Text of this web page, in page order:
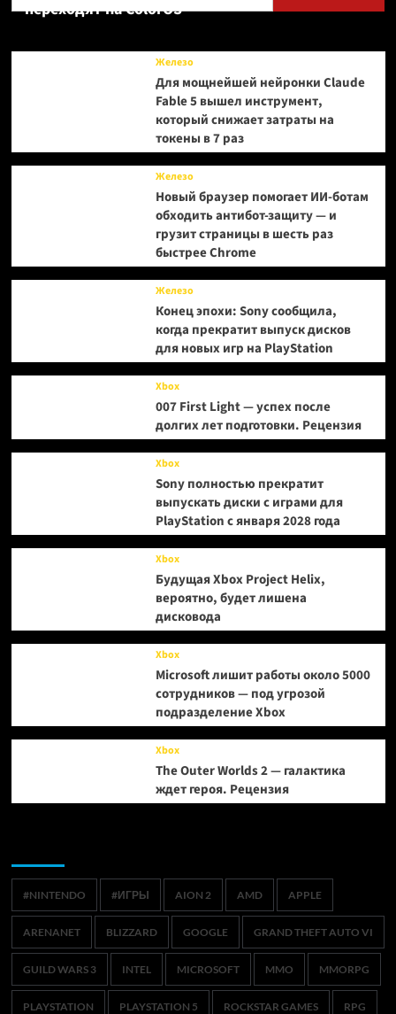
переходят на ColorOS
Железо
Для мощнейшей нейронки Claude
Fable 5 вышел инструмент,
который снижает затраты на
токены в 7 раз
Железо
Новый браузер помогает ИИ-ботам
обходить антибот-защиту — и
грузит страницы в шесть раз
быстрее Chrome
Железо
Конец эпохи: Sony сообщила,
когда прекратит выпуск дисков
для новых игр на PlayStation
Xbox
007 First Light — успех после
долгих лет подготовки. Рецензия
Xbox
Sony полностью прекратит
выпускать диски с играми для
PlayStation с января 2028 года
Xbox
Будущая Xbox Project Helix,
вероятно, будет лишена
дисковода
Xbox
Microsoft лишит работы около 5000
сотрудников — под угрозой
подразделение Xbox
Xbox
The Outer Worlds 2 — галактика
ждет героя. Рецензия
#NINTENDO #ИГРЫ AION 2 AMD APPLE
ARENANET BLIZZARD GOOGLE GRAND THEFT AUTO VI
GUILD WARS 3 INTEL MICROSOFT MMO MMORPG
PLAYSTATION PLAYSTATION 5 ROCKSTAR GAMES RPG